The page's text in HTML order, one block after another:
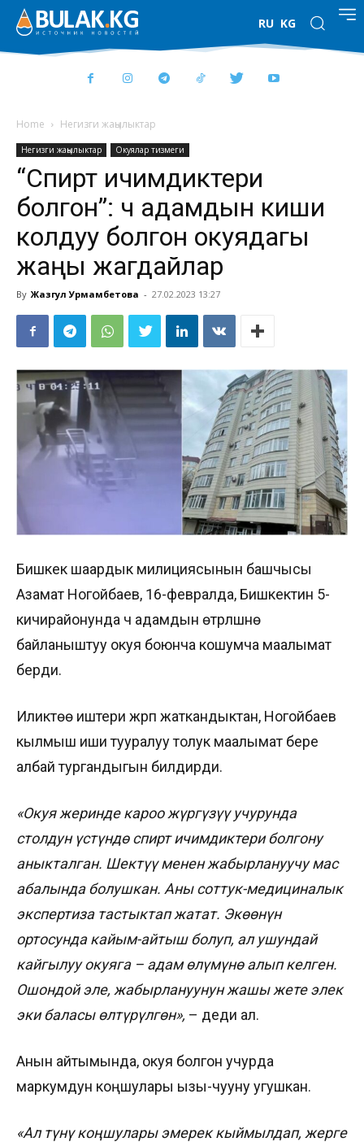
RU KG
Home Негизги жаңылыктар
Негизги жаңылыктар Окуялар тизмеги
“Спирт ичимдиктери
болгон”: Үч адамдын киши
колдуу болгон окуядагы
жаңы жагдайлар
By Жазгул Урмамбетова - 27.02.2023 13:27
Бишкек шаардык милициясынын башчысы
Азамат Ногойбаев, 16-февралда, Бишкектин 5-
кичирайонунда үч адамдын өтүрүлүшүнө
байланыштуу окуя боюнча кошумча маалымат
берди.
Иликтөө иштери жүрүп жаткандыктан, Ногойбаев
кылмыш иши тууралуу толук маалымат бере
албай тургандыгын билдирди.
«Окуя жеринде кароо жүргүзүү учурунда
столдун үстүндө спирт ичимдиктери болгону
аныкталган. Шектүү менен жабырлануучу мас
абалында болушкан. Аны соттук-медициналык
экспертиза тастыктап жатат. Экөөнүн
ортосунда кайым-айтыш болуп, ал ушундай
кайгылуу окуяга – адам өлүмүнө алып келген.
Ошондой эле, жабырлануунун жашы жете элек
эки баласы өлтүрүлгөн», – деди ал.
Анын айтымында, окуя болгон учурда
маркумдун коңшулары ызы-чууну угушкан.
«Ал түнү коңшулары эмерек кыймылдап, жерге